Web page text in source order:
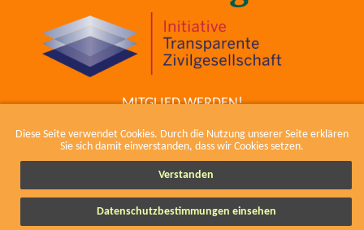
Diese Seite verwendet Cookies. Durch die Nutzung unserer Seite erklären
Sie sich damit einverstanden, dass wir Cookies setzen.
Verstanden
Datenschutzbestimmungen einsehen
MITGLIED WERDEN!
KONTAKT
IMPRESSUM, KODEX UND DATENSCHUTZ